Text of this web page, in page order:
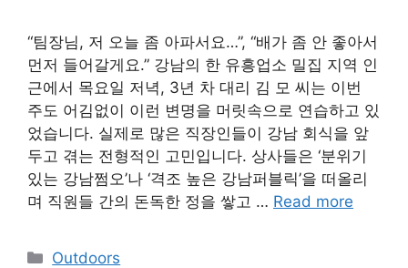
“팀장님, 저 오늘 좀 아파서요…”, “배가 좀 안 좋아서
먼저 들어갈게요.” 강남의 한 유흥업소 밀집 지역 인
근에서 목요일 저녁, 3년 차 대리 김 모 씨는 이번
주도 어김없이 이런 변명을 머릿속으로 연습하고 있
었습니다. 실제로 많은 직장인들이 강남 회식을 앞
두고 겪는 전형적인 고민입니다. 상사들은 ‘분위기
있는 강남쩜오’나 ‘격조 높은 강남퍼블릭’을 떠올리
며 직원들 간의 돈독한 정을 쌓고 … Read more
Categories
Outdoors